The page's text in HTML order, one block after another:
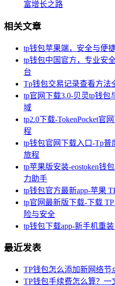
富增长之路
相关文章
tp钱包苹果端，安全与便
tp钱包中国官方，专业安
台
Tp钱包交易记录查看方法
tp官网下载3.0-贝灵tp钱包
域
tp2.0下载-TokenPocket官
程
tp钱包官网下载入口-Tp
旅程
tp苹果版安装-eostoken钱
力助手
tp钱包官方最新app-苹果
tp官网最新版下载-下载
险与安全
tp钱包下载app-新手机重
最近发表
TP钱包怎么添加新网络节
TP钱包手续费怎么算？一